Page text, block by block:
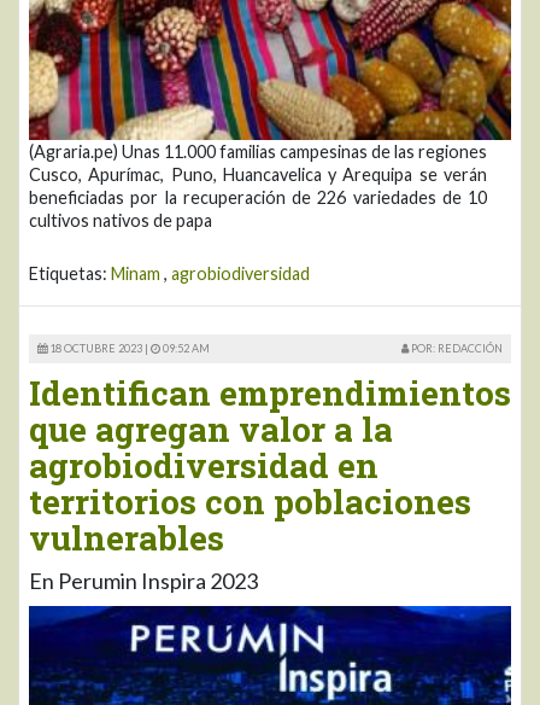
(Agraria.pe) Unas 11.000 familias campesinas de las regiones
Cusco, Apurímac, Puno, Huancavelica y Arequipa se verán
beneficiadas por la recuperación de 226 variedades de 10
cultivos nativos de papa
Etiquetas: Minam , agrobiodiversidad
18 OCTUBRE 2023 | 09:52 AM POR: REDACCIÓN
Identifican emprendimientos
que agregan valor a la
agrobiodiversidad en
territorios con poblaciones
vulnerables
En Perumin Inspira 2023